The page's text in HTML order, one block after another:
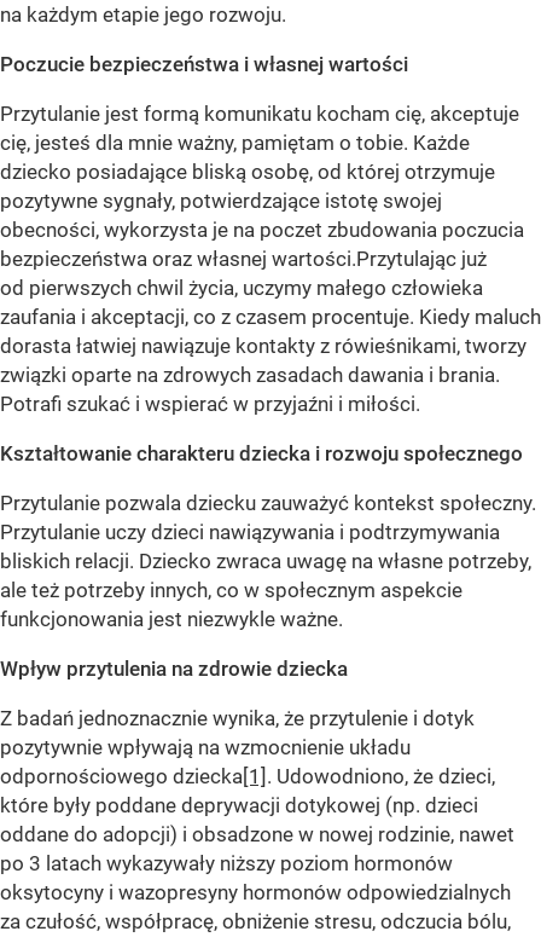
na każdym etapie jego rozwoju.
Poczucie bezpieczeństwa i własnej wartości
Przytulanie jest formą komunikatu kocham cię, akceptuje
cię, jesteś dla mnie ważny, pamiętam o tobie. Każde
dziecko posiadające bliską osobę, od której otrzymuje
pozytywne sygnały, potwierdzające istotę swojej
obecności, wykorzysta je na poczet zbudowania poczucia
bezpieczeństwa oraz własnej wartości.Przytulając już
od pierwszych chwil życia, uczymy małego człowieka
zaufania i akceptacji, co z czasem procentuje. Kiedy maluch
dorasta łatwiej nawiązuje kontakty z rówieśnikami, tworzy
związki oparte na zdrowych zasadach dawania i brania.
Potrafi szukać i wspierać w przyjaźni i miłości.
Kształtowanie charakteru dziecka i rozwoju społecznego
Przytulanie pozwala dziecku zauważyć kontekst społeczny.
Przytulanie uczy dzieci nawiązywania i podtrzymywania
bliskich relacji. Dziecko zwraca uwagę na własne potrzeby,
ale też potrzeby innych, co w społecznym aspekcie
funkcjonowania jest niezwykle ważne.
Wpływ przytulenia na zdrowie dziecka
Z badań jednoznacznie wynika, że przytulenie i dotyk
pozytywnie wpływają na wzmocnienie układu
odpornościowego dziecka[1] . Udowodniono, że dzieci,
które były poddane deprywacji dotykowej (np. dzieci
oddane do adopcji) i obsadzone w nowej rodzinie, nawet
po 3 latach wykazywały niższy poziom hormonów
oksytocyny i wazopresyny hormonów odpowiedzialnych
za czułość, współpracę, obniżenie stresu, odczucia bólu,